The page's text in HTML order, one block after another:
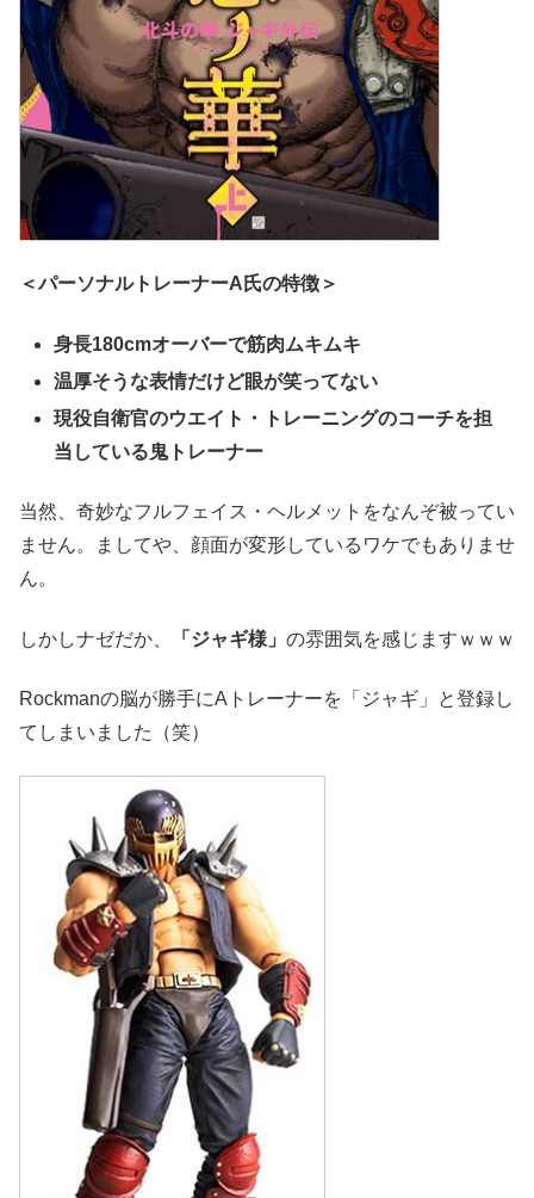
＜パーソナルトレーナーA氏の特徴＞
身長180cmオーバーで筋肉ムキムキ
温厚そうな表情だけど眼が笑ってない
現役自衛官のウエイト・トレーニングのコーチを担
当している鬼トレーナー
当然、奇妙なフルフェイス・ヘルメットをなんぞ被ってい
ません。ましてや、顔面が変形しているワケでもありませ
ん。
しかしナゼだか、 「ジャギ様」 の雰囲気を感じますｗｗｗ
Rockmanの脳が勝手にAトレーナーを「ジャギ」と登録し
てしまいました（笑）